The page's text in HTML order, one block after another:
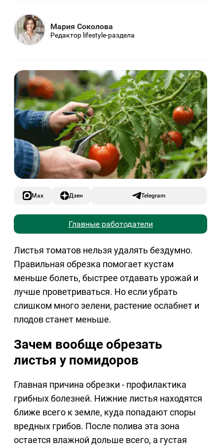
Мария Соколова
Редактор lifestyle-раздела
Max Дзен Telegram
Главные работодатели
Листья томатов нельзя удалять бездумно.
Правильная обрезка помогает кустам
меньше болеть, быстрее отдавать урожай и
лучше проветриваться. Но если убрать
слишком много зелени, растение ослабнет и
плодов станет меньше.
Зачем вообще обрезать
листья у помидоров
Главная причина обрезки - профилактика
грибных болезней. Нижние листья находятся
ближе всего к земле, куда попадают споры
вредных грибов. После полива эта зона
остается влажной дольше всего, а густая